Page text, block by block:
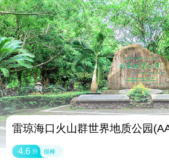
雷琼海口火山群世界地质公园
4.6 分 很棒
